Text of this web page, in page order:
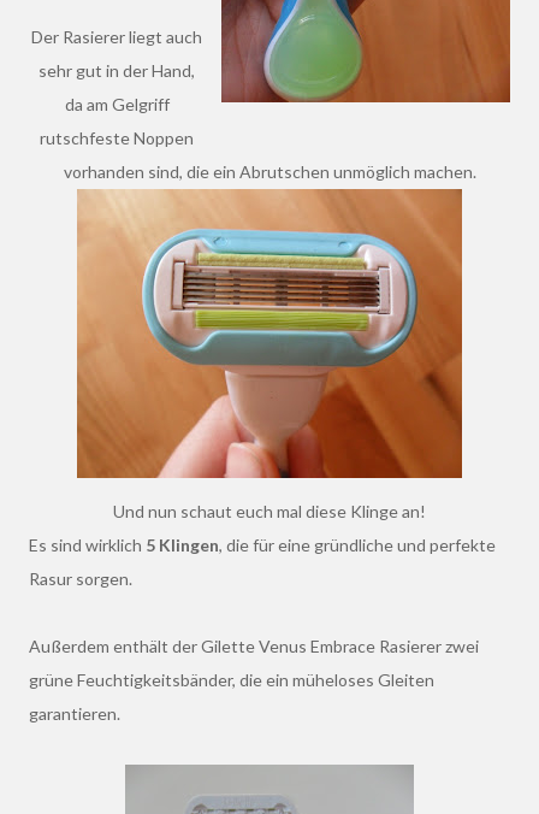
Der Rasierer liegt auch
sehr gut in der Hand,
da am Gelgriff
rutschfeste Noppen
vorhanden sind, die ein Abrutschen unmöglich machen.
Und nun schaut euch mal diese Klinge an!
Es sind wirklich 5 Klingen, die für eine gründliche und perfekte
Rasur sorgen.
Außerdem enthält der Gilette Venus Embrace Rasierer zwei
grüne Feuchtigkeitsbänder, die ein müheloses Gleiten
garantieren.